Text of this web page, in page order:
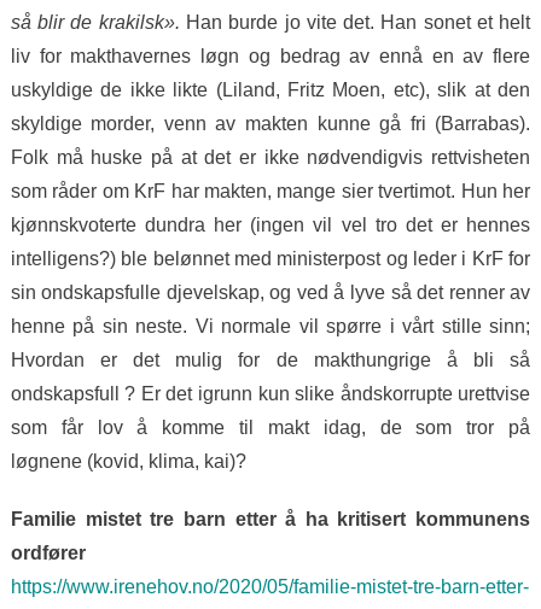
så blir de krakilsk». Han burde jo vite det. Han sonet et helt
liv for makthavernes løgn og bedrag av ennå en av flere
uskyldige de ikke likte (Liland, Fritz Moen, etc), slik at den
skyldige morder, venn av makten kunne gå fri (Barrabas).
Folk må huske på at det er ikke nødvendigvis rettvisheten
som råder om KrF har makten, mange sier tvertimot. Hun her
kjønnskvoterte dundra her (ingen vil vel tro det er hennes
intelligens?) ble belønnet med ministerpost og leder i KrF for
sin ondskapsfulle djevelskap, og ved å lyve så det renner av
henne på sin neste. Vi normale vil spørre i vårt stille sinn;
Hvordan er det mulig for de makthungrige å bli så
ondskapsfull ? Er det igrunn kun slike åndskorrupte urettvise
som får lov å komme til makt idag, de som tror på
løgnene (kovid, klima, kai)?
Familie mistet tre barn etter å ha kritisert kommunens
ordfører
https://www.irenehov.no/2020/05/familie-mistet-tre-barn-etter-